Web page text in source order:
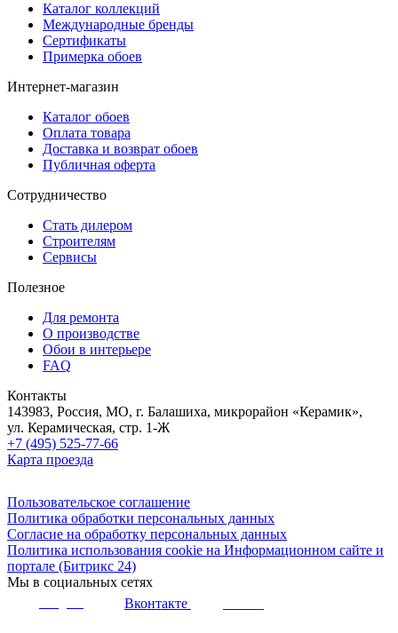
Каталог коллекций
Международные бренды
Сертификаты
Примерка обоев
Интернет-магазин
Каталог обоев
Оплата товара
Доставка и возврат обоев
Публичная оферта
Сотрудничество
Стать дилером
Строителям
Сервисы
Полезное
Для ремонта
О производстве
Обои в интерьере
FAQ
Контакты
143983, Россия, МО, г. Балашиха, микрорайон «Керамик»,
ул. Керамическая, стр. 1-Ж
+7 (495) 525-77-66
Карта проезда
Пользовательское соглашение
Политика обработки персональных данных
Согласие на обработку персональных данных
Политика использования cookie на Информационном сайте и
портале (Битрикс 24)
Мы в социальных сетях
Вконтакте